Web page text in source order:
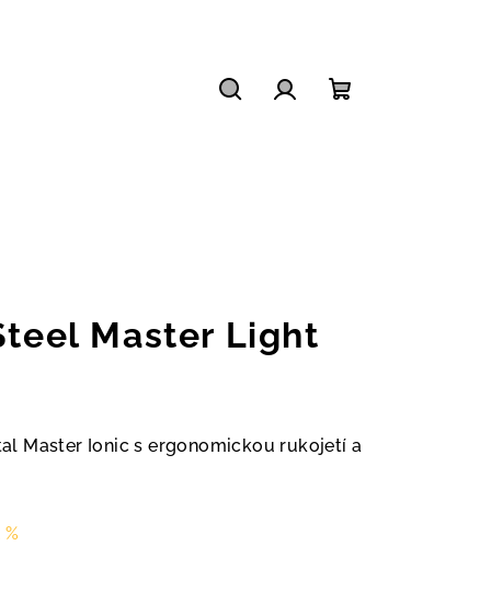
Master Light
Master Ionic s ergonomickou rukojetí a
%